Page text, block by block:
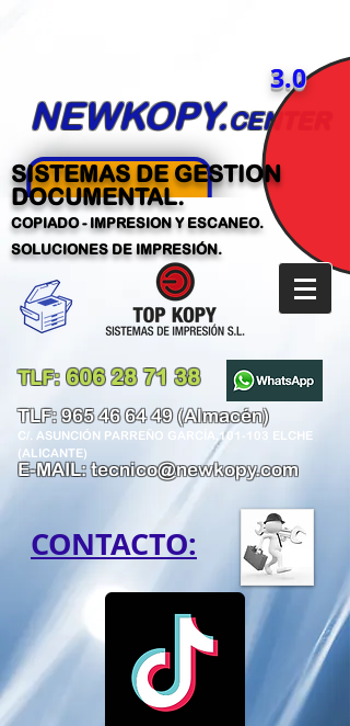
NEWKOPY.CENTER
3.0
SISTEMAS DE GESTION
DOCUMENTAL.
COPIADO - IMPRESION Y ESCANEO.
SOLUCIONES DE IMPRESIÓN.
TLF: 606 28 71 38
TLF:965 46 64 49(Almacén)
C/. ASUNCIÓN PARREÑO GARCÍA,101-103 ELCHE
(ALICANTE)
E-MAIL:tecnico@newkopy.com
CONTACTO: